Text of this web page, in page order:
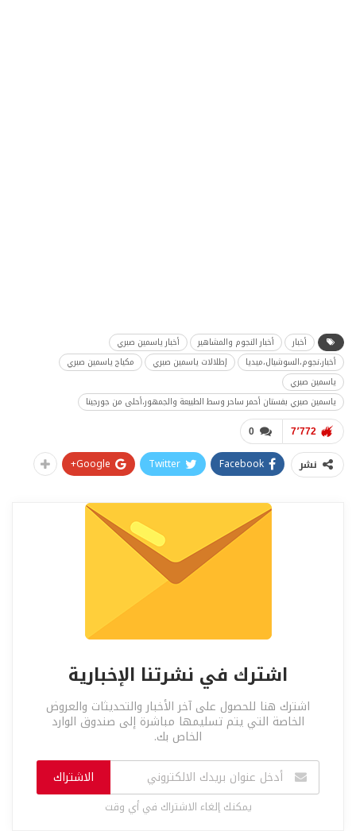
أخبار أخبار النجوم والمشاهير
أخبار ياسمين صبري
أخبار،نجوم،السوشيال،ميديا
إطلالات ياسمين صبري
مكياج ياسمين صبري
ياسمين صبري
ياسمين صبري بفستان أحمر ساحر وسط الطبيعة والجمهور،أحلى من جورجينا
0 7٬772
نشر Facebook
Twitter
Google+
اشترك في نشرتنا الإخبارية
اشترك هنا للحصول على آخر الأخبار والتحديثات والعروض
الخاصة التي يتم تسليمها مباشرة إلى صندوق الوارد
الخاص بك.
الاشتراك
يمكنك إلغاء الاشتراك في أي وقت